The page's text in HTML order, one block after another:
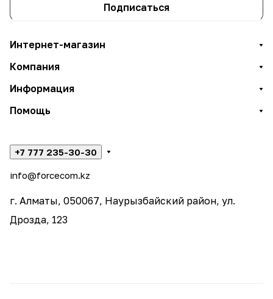
Подписаться
Интернет-магазин
Компания
Информация
Помощь
+7 777 235-30-30
info@forcecom.kz
г. Алматы, 050067, Наурызбайский район, ул.
Дрозда, 123